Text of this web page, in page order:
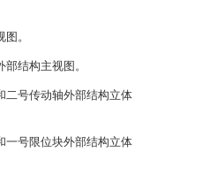
。
结构主视图。
二号传动轴外部结构立体
一号限位块外部结构立体